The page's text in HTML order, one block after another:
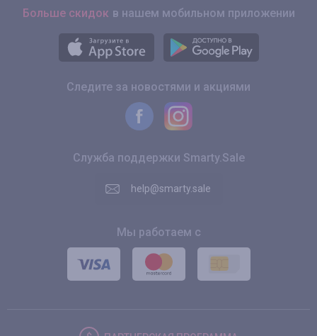
Больше скидок в нашем мобильном приложении
Следите за новостями и акциями
Служба поддержки Smarty.Sale
help@smarty.sale
Мы работаем с